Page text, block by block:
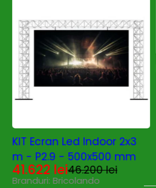
-10%
KIT Ecran Led Indoor 2x3
m - P2.9 - 500x500 mm
46.200lei
41.622 lei
Branduri: Bricolando